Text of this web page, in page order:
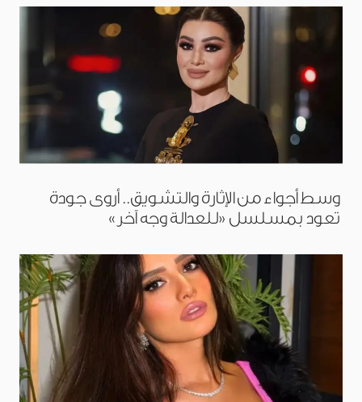
وسط أجواء من الإثارة والتشويق.. أروى جودة
تعود بمسلسل «للعدالة وجه آخر»